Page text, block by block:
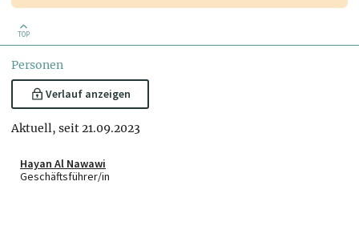
TOP
Personen
Verlauf anzeigen
Aktuell, seit 21.09.2023
Hayan Al Nawawi
Geschäftsführer/in